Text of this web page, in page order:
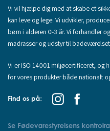
Vi vil hjælpe dig med at skabe et
kan leve og lege. Vi udvikler,
børn i alderen 0-3 år. Vi forhandler
madrasser og udstyr til
Vi er ISO 14001 miljøcertificeret, og
for vores produkter både nationalt
Find os på:
Se Fødevarestyrelsens